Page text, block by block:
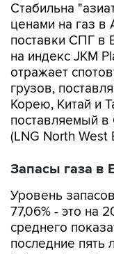
Стабильна
ценами на газ
поставки СПГ в
на индекс JKM
отражает
грузов,
Корею, Китай и
поставляемый
(LNG North West
Запасы газа в
Уровень
77,06% - это на
среднего
последние пять